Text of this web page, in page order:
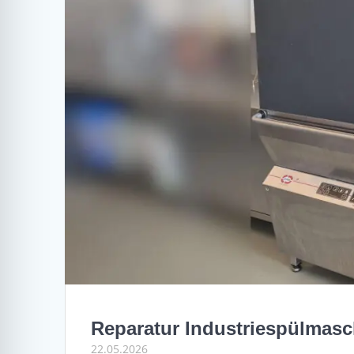
Reparatur
22.05.2026